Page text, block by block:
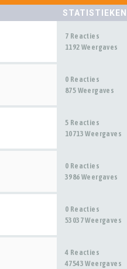
STATISTIEKEN
7 Reacties
1192 Weergaves
0 Reacties
875 Weergaves
5 Reacties
10713 Weergaves
0 Reacties
3986 Weergaves
0 Reacties
53037 Weergaves
4 Reacties
47543 Weergaves